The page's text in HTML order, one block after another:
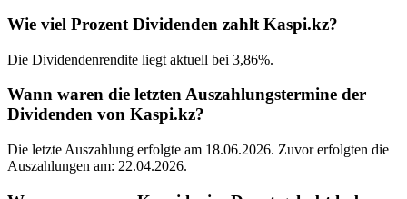
Wie viel Prozent Dividenden zahlt Kaspi.kz?
Die Dividendenrendite liegt aktuell bei 3,86%.
Wann waren die letzten Auszahlungstermine der
Dividenden von Kaspi.kz?
Die letzte Auszahlung erfolgte am 18.06.2026. Zuvor erfolgten die
Auszahlungen am: 22.04.2026.